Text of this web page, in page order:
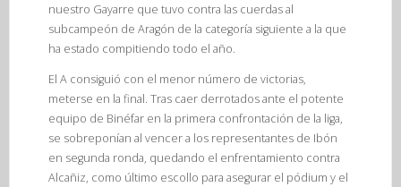
nuestro Gayarre que tuvo contra las cuerdas al
subcampeón de Aragón de la categoría siguiente a la que
ha estado compitiendo todo el año.
El A consiguió con el menor número de victorias,
meterse en la final. Tras caer derrotados ante el potente
equipo de Binéfar en la primera confrontación de la liga,
se sobreponían al vencer a los representantes de Ibón
en segunda ronda, quedando el enfrentamiento contra
Alcañiz, como último escollo para asegurar el pódium y el